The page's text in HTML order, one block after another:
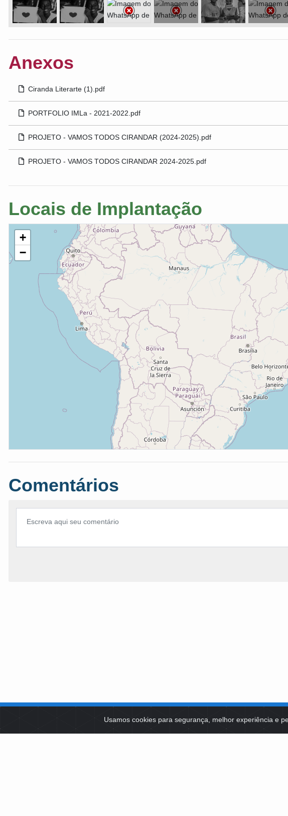
Usamos cookies para segurança, melhor experiência e
Anexos
Ciranda Literarte (1).pdf
PORTFOLIO IMLa - 2021-2022.pdf
PROJETO - VAMOS TODOS CIRANDAR (2024-2025).pdf
PROJETO - VAMOS TODOS CIRANDAR 2024-2025.pdf
Locais de Implantação
+
−
Comentários
PLATAFORMA DE